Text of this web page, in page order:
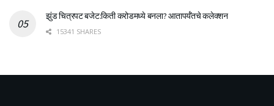
झुंड चित्रपट बजेट:किती करोडमध्ये बनला? आतापर्यँतचे कलेक्शन
15341 SHARES